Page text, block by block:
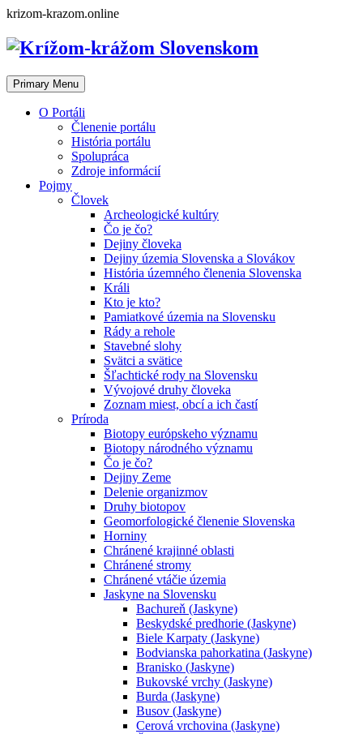
Skip
content
krizom-krazom.online
Primary Menu
O Portáli
Členenie portálu
História portálu
Spolupráca
Zdroje informácií
Pojmy
Človek
Archeologické kultúry
Čo je čo?
Dejiny človeka
Dejiny územia Slovenska a Slovákov
História územného členenia Slovenska
Králi
Kto je kto?
Pamiatkové územia na Slovensku
Rády a rehole
Stavebné slohy
Svätci a svätice
Šľachtické rody na Slovensku
Vývojové druhy človeka
Zoznam miest, obcí a ich častí
Príroda
Biotopy európskeho významu
Biotopy národného významu
Čo je čo?
Dejiny Zeme
Delenie organizmov
Druhy biotopov
Geomorfologické členenie Slovenska
Horniny
Chránené krajinné oblasti
Chránené stromy
Chránené vtáčie územia
Jaskyne na Slovensku
Bachureň (Jaskyne)
Beskydské predhorie (Jaskyne)
Biele Karpaty (Jaskyne)
Bodvianska pahorkatina (Jaskyne)
Branisko (Jaskyne)
Bukovské vrchy (Jaskyne)
Burda (Jaskyne)
Busov (Jaskyne)
Cerová vrchovina (Jaskyne)